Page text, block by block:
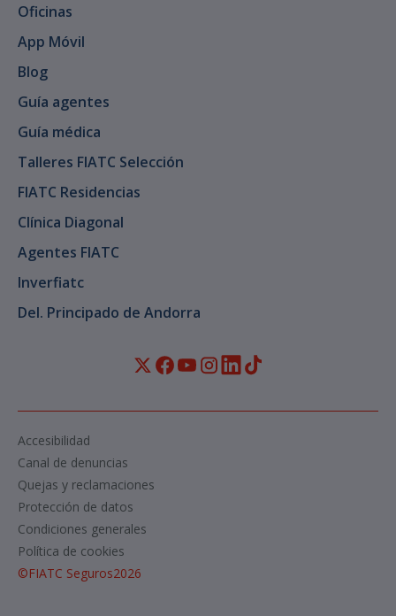
Oficinas
App Móvil
Blog
Guía agentes
Guía médica
Talleres FIATC Selección
FIATC Residencias
Clínica Diagonal
Agentes FIATC
Inverfiatc
Del. Principado de Andorra
©FIATC Seguros2026
Política de cookies
Condiciones generales
Protección de datos
Quejas y reclamaciones
Canal de denuncias
Accesibilidad